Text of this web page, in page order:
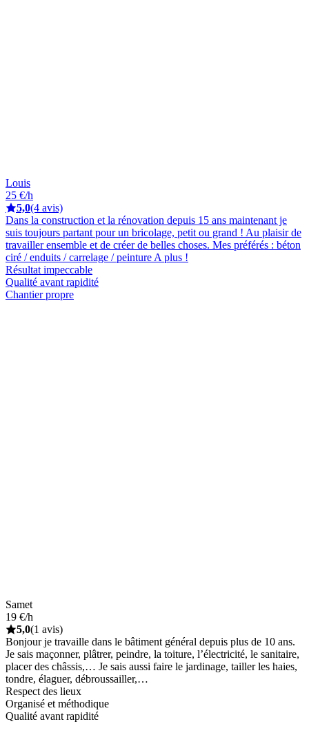
Louis
25 €/h
5,0(4 avis)
Dans la construction et la rénovation depuis 15 ans maintenant je
suis toujours partant pour un bricolage, petit ou grand ! Au plaisir de
travailler ensemble et de créer de belles choses. Mes préférés : béton
ciré / enduits / carrelage / peinture A plus !
Résultat impeccable
Qualité avant rapidité
Chantier propre
Samet
19 €/h
5,0(1 avis)
Bonjour je travaille dans le bâtiment général depuis plus de 10 ans.
Je sais maçonner, plâtrer, peindre, la toiture, l’électricité, le sanitaire,
placer des châssis,… Je sais aussi faire le jardinage, tailler les haies,
tondre, élaguer, débroussailler,…
Respect des lieux
Organisé et méthodique
Qualité avant rapidité